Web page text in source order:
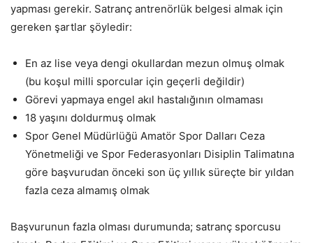
yapması gerekir. Satranç antrenörlük belgesi almak için
gereken şartlar şöyledir:
En az lise veya dengi okullardan mezun olmuş olmak
(bu koşul milli sporcular için geçerli değildir)
Görevi yapmaya engel akıl hastalığının olmaması
18 yaşını doldurmuş olmak
Spor Genel Müdürlüğü Amatör Spor Dalları Ceza
Yönetmeliği ve Spor Federasyonları Disiplin Talimatına
göre başvurudan önceki son üç yıllık süreçte bir yıldan
fazla ceza almamış olmak
Başvurunun fazla olması durumunda; satranç sporcusu